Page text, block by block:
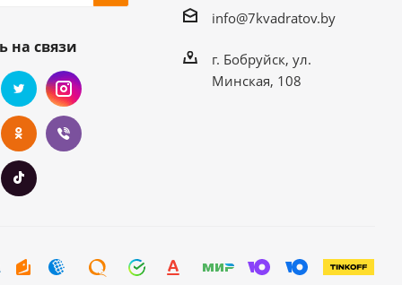
на связи
info@7kvadratov.by
г. Бобруйск, ул.
Минская, 108